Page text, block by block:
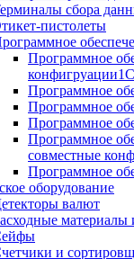
сбора
пистолеты
Программное
конфигруации1С
Программное
Программное
Программное
Программное
совместные
Программное
оборудование
валют
и